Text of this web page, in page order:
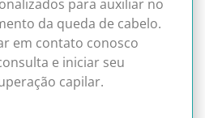
para auxiliar no
da queda de cabelo.
em contato conosco
e iniciar seu
capilar.